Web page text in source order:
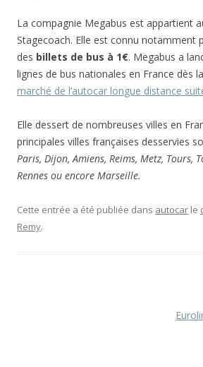
La compagnie Megabus est appartient
Stagecoach. Elle est connu notamment
des billets de bus à 1€. Megabus a
lignes de bus nationales en France dès la
marché de l’autocar longue distance
Elle dessert de nombreuses villes en
principales villes françaises desservies
Paris, Dijon, Amiens, Reims, Metz, Tours,
Rennes ou encore Marseille.
Cette entrée a été publiée dans autocar le
Remy.